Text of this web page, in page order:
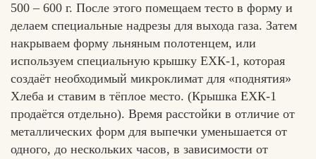
500 – 600 г. После этого помещаем тесто в форму и
делаем специальные надрезы для выхода газа. Затем
накрываем форму льняным полотенцем, или
используем специальную крышку ЕХК-1, которая
создаёт необходимый микроклимат для «поднятия»
Хлеба и ставим в тёплое место. (Крышка ЕХК-1
продаётся отдельно). Время расстойки в отличие от
металлических форм для выпечки уменьшается от
одного, до нескольких часов, в зависимости от